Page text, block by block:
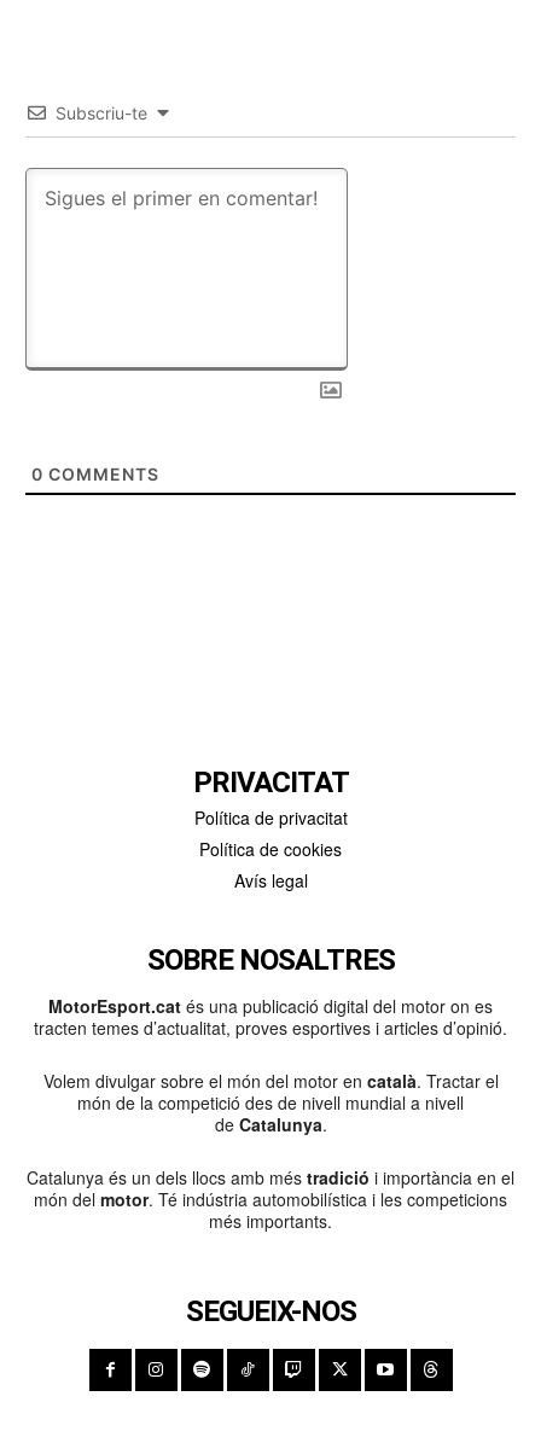
Subscriu-te
0 COMMENTS
PRIVACITAT
Política de privacitat
Política de cookies
Avís legal
SOBRE NOSALTRES
MotorEsport.cat és una publicació digital del motor on es
tracten temes d’actualitat, proves esportives i articles d’opinió.
Volem divulgar sobre el món del motor en català. Tractar el
món de la competició des de nivell mundial a nivell
de Catalunya.
Catalunya és un dels llocs amb més tradició i importància en el
món del motor. Té indústria automobilística i les competicions
més importants.
SEGUEIX-NOS